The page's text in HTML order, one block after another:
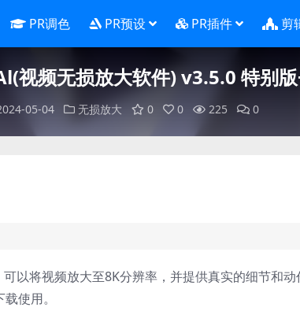
PR调色 PR预设 PR插件 剪
视频无损放大软件) v3.5.0 特别
05-04 无损放大 0 0 225 0
以将视频放大至8K分辨率，并提供真实的细节和动
使用。